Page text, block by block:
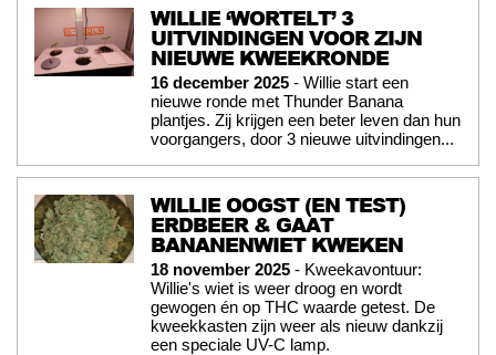
WILLIE ‘WORTELT’ 3
UITVINDINGEN VOOR ZIJN
NIEUWE KWEEKRONDE
16 december 2025 - Willie start een
nieuwe ronde met Thunder Banana
plantjes. Zij krijgen een beter leven dan hun
voorgangers, door 3 nieuwe uitvindingen...
WILLIE OOGST (EN TEST)
ERDBEER & GAAT
BANANENWIET KWEKEN
18 november 2025 - Kweekavontuur:
Willie's wiet is weer droog en wordt
gewogen én op THC waarde getest. De
kweekkasten zijn weer als nieuw dankzij
een speciale UV-C lamp.